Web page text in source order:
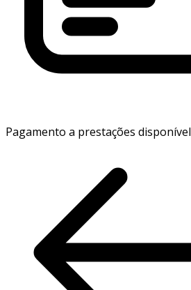
Pagamento a prestações disponível